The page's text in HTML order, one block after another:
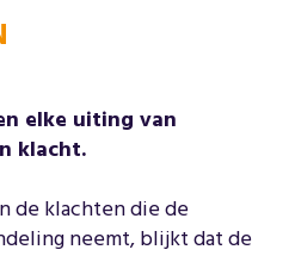
elke uiting van
klacht.
de klachten die de
neemt, blijkt dat de